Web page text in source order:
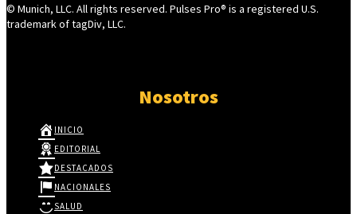
© Munich, LLC. All rights reserved. Pulses Pro® is a registered U.S.
trademark of tagDiv, LLC.
Nosotros
INICIO
EDITORIAL
DESTACADOS
NACIONALES
SALUD